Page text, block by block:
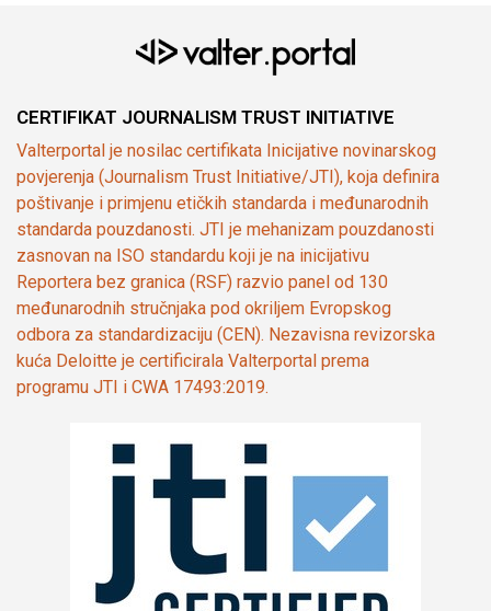
CERTIFIKAT JOURNALISM TRUST INITIATIVE
Valterportal je nosilac certifikata Inicijative novinarskog
povjerenja (Journalism Trust Initiative/JTI), koja definira
poštivanje i primjenu etičkih standarda i međunarodnih
standarda pouzdanosti. JTI je mehanizam pouzdanosti
zasnovan na ISO standardu koji je na inicijativu
Reportera bez granica (RSF) razvio panel od 130
međunarodnih stručnjaka pod okriljem Evropskog
odbora za standardizaciju (CEN). Nezavisna revizorska
kuća Deloitte je certificirala Valterportal prema
programu JTI i CWA 17493:2019.